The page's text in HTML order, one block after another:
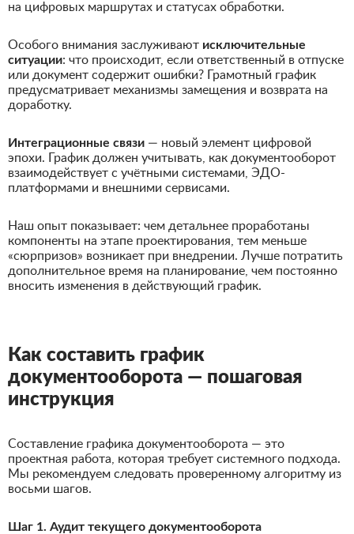
на цифровых маршрутах и статусах обработки.
Особого внимания заслуживают исключительные
ситуации: что происходит, если ответственный в отпуске
или документ содержит ошибки? Грамотный график
предусматривает механизмы замещения и возврата на
доработку.
Интеграционные связи — новый элемент цифровой
эпохи. График должен учитывать, как документооборот
взаимодействует с учётными системами, ЭДО-
платформами и внешними сервисами.
Наш опыт показывает: чем детальнее проработаны
компоненты на этапе проектирования, тем меньше
«сюрпризов» возникает при внедрении. Лучше потратить
дополнительное время на планирование, чем постоянно
вносить изменения в действующий график.
Как составить график
документооборота — пошаговая
инструкция
Составление графика документооборота — это
проектная работа, которая требует системного подхода.
Мы рекомендуем следовать проверенному алгоритму из
восьми шагов.
Шаг 1. Аудит текущего документооборота